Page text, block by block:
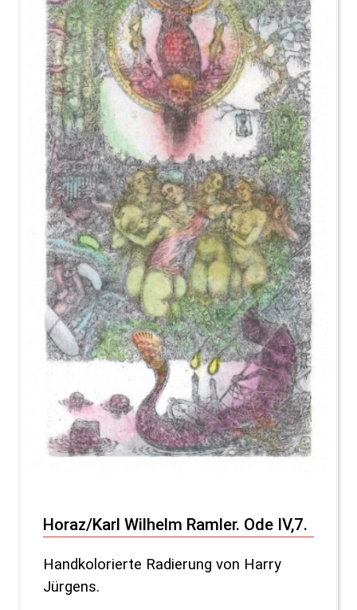
Horaz/Karl Wilhelm Ramler. Ode IV,7.
Handkolorierte Radierung von Harry
Jürgens.